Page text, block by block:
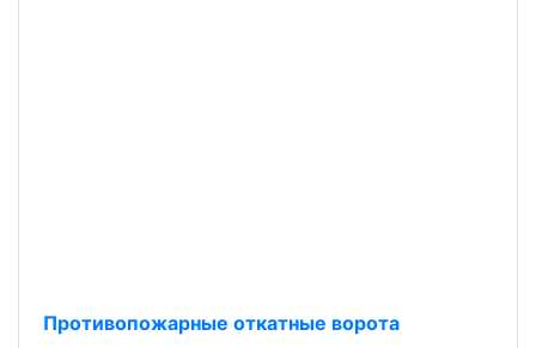
Противопожарные откатные ворота